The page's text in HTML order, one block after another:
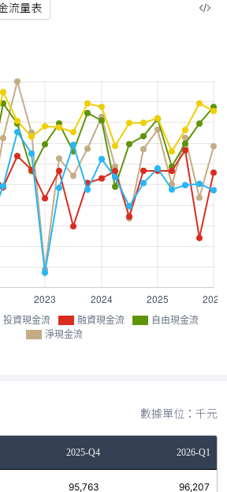
流量表
投資現金流 融資現金流
自由現金流
淨現金流
數據單位：千元
2025-Q4 2026-Q1
95,763 96,207